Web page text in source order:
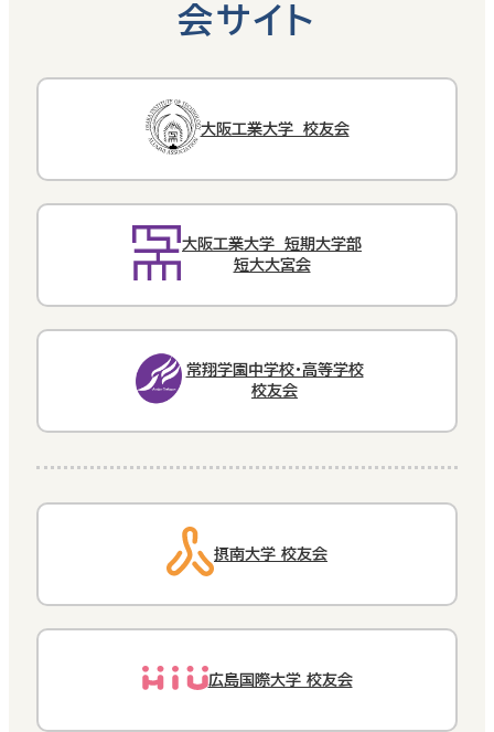
会サイト
大阪工業大学 校友会
大阪工業大学 短期大学部
短大大宮会
常翔学園中学校・高等学校
校友会
摂南大学 校友会
広島国際大学 校友会